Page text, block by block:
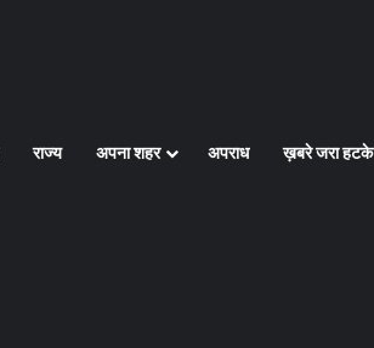
राज्य अपना शहर अपराध ख़बरे जरा हटके